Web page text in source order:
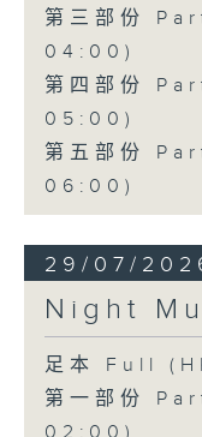
第三部份
04:00)
第四部份
05:00)
第五部份
06:00)
29/07/
Night
足本 Full
第一部份